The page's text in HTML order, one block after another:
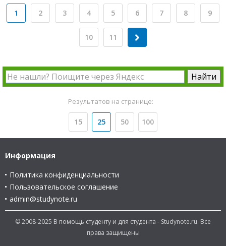
1 2 3 4 5 6 7 8 9
10 11
Результатов на странице:
15 25 50 100
Информация
Политика конфиденциальности
Пользовательское соглашение
admin@studynote.ru
© 2008-2025 В помощь студенту и для студента - Studynote.ru. Все
права защищены